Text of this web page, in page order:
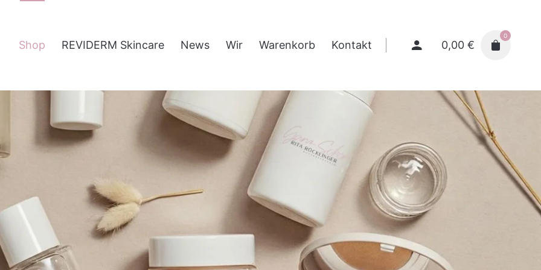
Shop REVIDERM Skincare News Wir Warenkorb Kontakt 0,00 €
0